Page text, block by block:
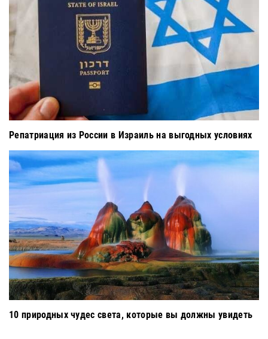
Репатриация из России в Израиль на выгодных условиях
10 природных чудес света, которые вы должны увидеть